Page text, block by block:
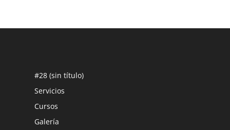
#28 (sin título)
Servicios
Cursos
Galería